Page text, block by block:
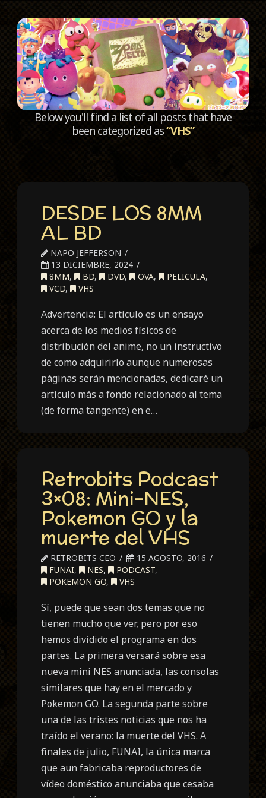
Below you'll find a list of all posts that have
been categorized as“VHS”
DESDE LOS 8MM
AL BD
NAPO JEFFERSON
13 DICIEMBRE, 2024
8MM, BD, DVD, OVA, PELICULA,
VCD, VHS
Advertencia: El artículo es un ensayo
acerca de los medios físicos de
distribución del anime, no un instructivo
de como adquirirlo aunque numerosas
páginas serán mencionadas, dedicaré un
artículo más a fondo relacionado al tema
(de forma tangente) en e…
Retrobits Podcast
3×08: Mini-NES,
Pokemon GO y la
muerte del VHS
RETROBITS CEO
15 AGOSTO, 2016
FUNAI, NES, PODCAST,
POKEMON GO, VHS
Sí, puede que sean dos temas que no
tienen mucho que ver, pero por eso
hemos dividido el programa en dos
partes. La primera versará sobre esa
nueva mini NES anunciada, las consolas
similares que hay en el mercado y
Pokemon GO. La segunda parte sobre
una de las tristes noticias que nos ha
traído el verano: la muerte del VHS. A
finales de julio, FUNAI, la única marca
que aun fabricaba reproductores de
vídeo doméstico anunciaba que cesaba